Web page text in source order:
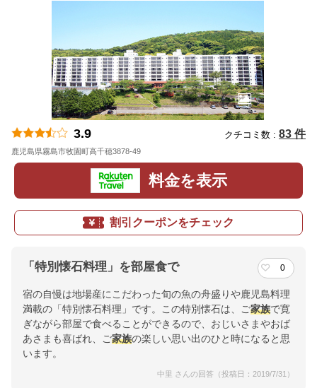
3.9 クチコミ数 : 83 件
鹿児島県霧島市牧園町高千穂3878-49
料金を表示
割引クーポンをチェック
「特別懐石料理」を部屋食で 0
宿の自慢は地場産にこだわった旬の魚の舟盛りや鹿児島料理
満載の「特別懐石料理」です。この特別懐石は、ご家族で寛
ぎながら部屋で食べることができるので、おじいさまやおば
あさまも喜ばれ、ご家族の楽しい思い出のひと時になると思
います。
中里 さんの回答（投稿日：2019/7/31）